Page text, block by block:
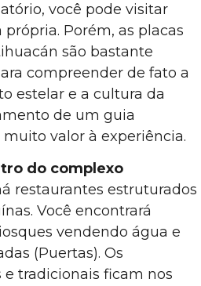
você pode visitar
Porém, as placas
são bastante
compreender de fato a
estelar e a cultura da
de um guia
valor à experiência.
do complexo
restaurantes estruturados
Você encontrará
vendendo água e
(Puertas). Os
e tradicionais ficam nos